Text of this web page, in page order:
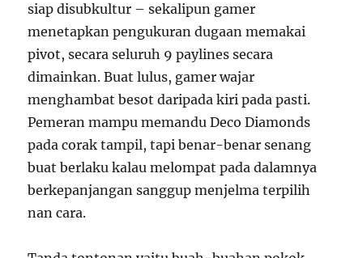
siap disubkultur – sekalipun gamer
menetapkan pengukuran dugaan memakai
pivot, secara seluruh 9 paylines secara
dimainkan. Buat lulus, gamer wajar
menghambat besot daripada kiri pada pasti.
Pemeran mampu memandu Deco Diamonds
pada corak tampil, tapi benar-benar senang
buat berlaku kalau melompat pada dalamnya
berkepanjangan sanggup menjelma terpilih
nan cara.